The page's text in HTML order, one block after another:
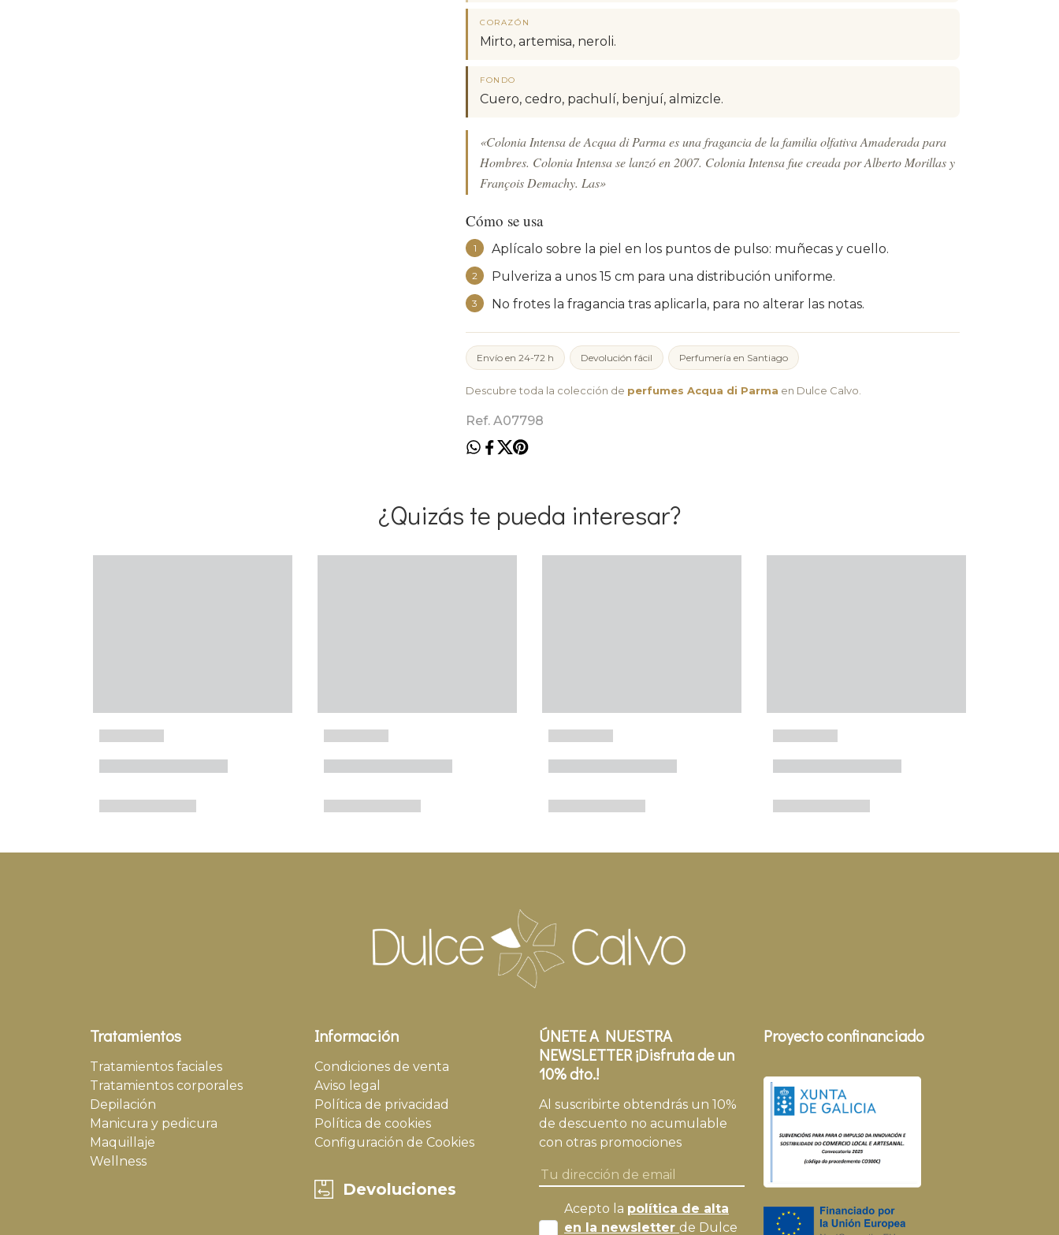
CORAZÓN
Mirto, artemisa, neroli.
FONDO
Cuero, cedro, pachulí, benjuí, almizcle.
«Colonia Intensa de Acqua di Parma es una fragancia de la familia olfativa Amaderada para
Hombres. Colonia Intensa se lanzó en 2007. Colonia Intensa fue creada por Alberto Morillas y
François Demachy. Las»
Cómo se usa
1 Aplícalo sobre la piel en los puntos de pulso: muñecas y cuello.
2 Pulveriza a unos 15 cm para una distribución uniforme.
3 No frotes la fragancia tras aplicarla, para no alterar las notas.
Envío en 24-72 h Devolución fácil Perfumería en Santiago
Descubre toda la colección de perfumes Acqua di Parma en Dulce Calvo.
Ref. A07798
¿Quizás te pueda interesar?
Tratamientos
Tratamientos faciales
Tratamientos corporales
Depilación
Manicura y pedicura
Maquillaje
Wellness
Información
Condiciones de venta
Aviso legal
Política de privacidad
Política de cookies
Configuración de Cookies
Devoluciones
ÚNETE A NUESTRA
NEWSLETTER ¡Disfruta de un
10% dto.!
Al suscribirte obtendrás un 10%
de descuento no acumulable
con otras promociones
Acepto la política de alta
en la newsletter de Dulce
Proyecto confinanciado